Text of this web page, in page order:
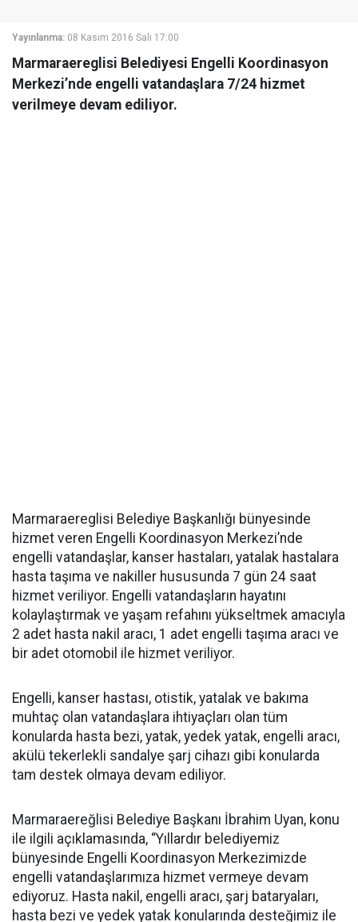
Yayınlanma: 08 Kasım 2016 Salı 17:00
Marmaraereglisi Belediyesi Engelli Koordinasyon
Merkezi’nde engelli vatandaşlara 7/24 hizmet
verilmeye devam ediliyor.
Marmaraereglisi Belediye Başkanlığı bünyesinde
hizmet veren Engelli Koordinasyon Merkezi’nde
engelli vatandaşlar, kanser hastaları, yatalak hastalara
hasta taşıma ve nakiller hususunda 7 gün 24 saat
hizmet veriliyor. Engelli vatandaşların hayatını
kolaylaştırmak ve yaşam refahını yükseltmek amacıyla
2 adet hasta nakil aracı, 1 adet engelli taşıma aracı ve
bir adet otomobil ile hizmet veriliyor.
Engelli, kanser hastası, otistik, yatalak ve bakıma
muhtaç olan vatandaşlara ihtiyaçları olan tüm
konularda hasta bezi, yatak, yedek yatak, engelli aracı,
akülü tekerlekli sandalye şarj cihazı gibi konularda
tam destek olmaya devam ediliyor.
Marmaraereğlisi Belediye Başkanı İbrahim Uyan, konu
ile ilgili açıklamasında, “Yıllardır belediyemiz
bünyesinde Engelli Koordinasyon Merkezimizde
engelli vatandaşlarımıza hizmet vermeye devam
ediyoruz. Hasta nakil, engelli aracı, şarj bataryaları,
hasta bezi ve yedek yatak konularında desteğimiz ile